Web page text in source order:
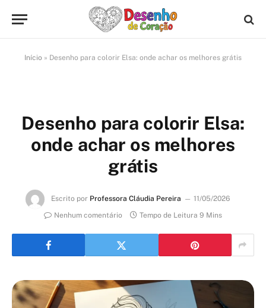
Início » Desenho para colorir Elsa: onde achar os melhores grátis
Desenho para colorir Elsa:
onde achar os melhores
grátis
Escrito por Professora Cláudia Pereira
11/05/2026
Nenhum comentário
Tempo de Leitura 9 Mins